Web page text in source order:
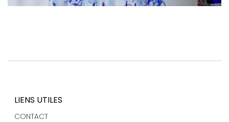
LIENS UTILES
CONTACT